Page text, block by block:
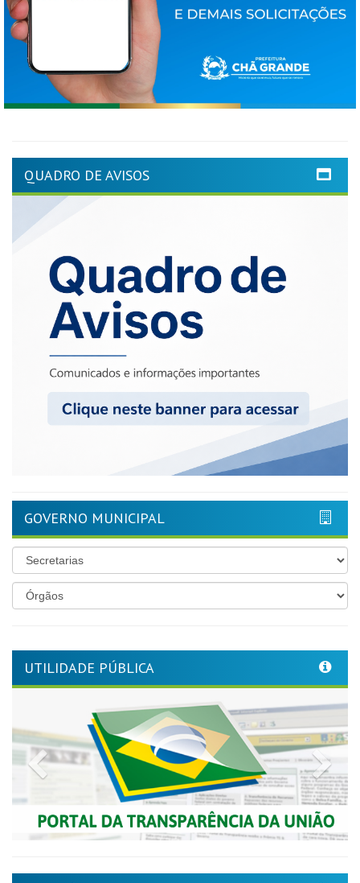
QUADRO DE AVISOS
GOVERNO MUNICIPAL
UTILIDADE PÚBLICA
Previous